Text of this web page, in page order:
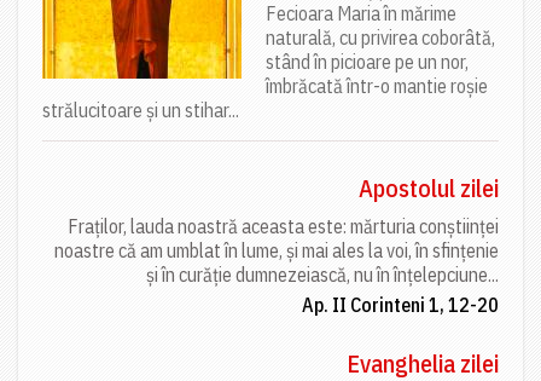
Fecioara Maria în mărime
naturală, cu privirea coborâtă,
stând în picioare pe un nor,
îmbrăcată într-o mantie roșie
strălucitoare și un stihar...
Apostolul zilei
Fraților, lauda noastră aceasta este: mărturia conștiinței
noastre că am umblat în lume, și mai ales la voi, în sfințenie
și în curăție dumnezeiască, nu în înțelepciune...
Ap. II Corinteni 1, 12-20
Evanghelia zilei